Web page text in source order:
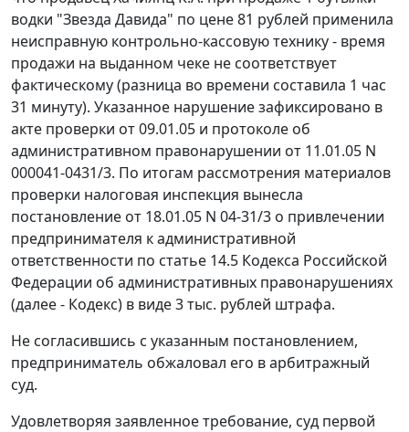
водки "Звезда Давида" по цене 81 рублей применила
неисправную контрольно-кассовую технику - время
продажи на выданном чеке не соответствует
фактическому (разница во времени составила 1 час
31 минуту). Указанное нарушение зафиксировано в
акте проверки от 09.01.05 и протоколе об
административном правонарушении от 11.01.05 N
000041-0431/3. По итогам рассмотрения материалов
проверки налоговая инспекция вынесла
постановление от 18.01.05 N 04-31/3 о привлечении
предпринимателя к административной
ответственности по статье 14.5 Кодекса Российской
Федерации об административных правонарушениях
(далее - Кодекс) в виде 3 тыс. рублей штрафа.
Не согласившись с указанным постановлением,
предприниматель обжаловал его в арбитражный
суд.
Удовлетворяя заявленное требование, суд первой